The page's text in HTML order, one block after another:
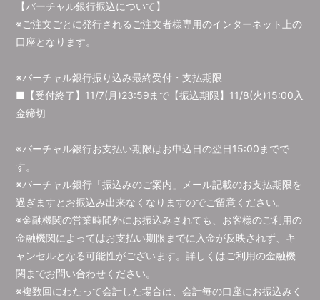
【バーチャル銀行振込について】
※ご注文ごとに発行されるご注文者様専用のインターネット上の
口座となります。
※バーチャル銀行振り込み最終受付・支払期限
■【受付終了】11/7(月)23:59まで【振込期限】11/8(火)15:00入
金締切
※バーチャル銀行お支払い期限はお申込日の翌日15:00までで
す。
※バーチャル銀行「振込みのご案内」メール記載のお支払期限を
過ぎますとお振込み出来なくなりますのでご留意ください。
※金融機関の営業時間外にお振込みされても、お客様のご利用の
金融機関によってはお支払い期限までに入金が反映されず、キ
ャンセルとなる可能性がございます。詳しくはご利用の金融機
関までお問い合わせください。
※複数回にわたって会計した場合は、会計毎の口座にお振込みく